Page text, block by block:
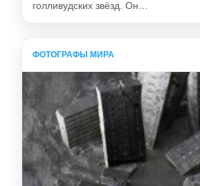
голливудских звёзд. Он…
ФОТОГРАФЫ МИРА